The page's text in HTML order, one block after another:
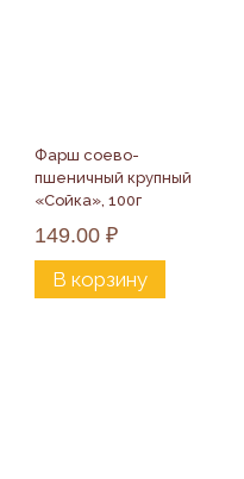
Фарш соево-
пшеничный крупный
«Сойка», 100г
149.00 ₽
В корзину